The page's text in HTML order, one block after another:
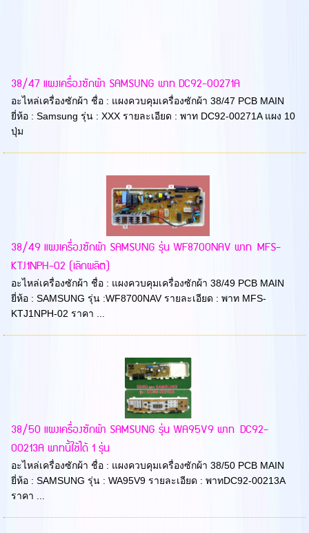
38/47 แผงเครื่องซักผ้า SAMSUNG พาท DC92-00271A
อะไหล่เครื่องซักผ้า ชื่อ : แผงควบคุมเครื่องซักผ้า 38/47 PCB MAIN
ยี่ห้อ : Samsung รุ่น : XXX รายละเอียด : พาท DC92-00271A แผง 10
ปุ่ม
38/49 แผงเครื่องซักผ้า SAMSUNG รุ่น WF8700NAV พาท MFS-
KTJ1NPH-02 (เลิกผลิต)
อะไหล่เครื่องซักผ้า ชื่อ : แผงควบคุมเครื่องซักผ้า 38/49 PCB MAIN
ยี่ห้อ : SAMSUNG รุ่น :WF8700NAV รายละเอียด : พาท MFS-
KTJ1NPH-02 ราคา ...
38/50 แผงเครื่องซักผ้า SAMSUNG รุ่น WA95V9 พาท DC92-
00213A พาทนี้ใช้ได้ 1 รุ่น
อะไหล่เครื่องซักผ้า ชื่อ : แผงควบคุมเครื่องซักผ้า 38/50 PCB MAIN
ยี่ห้อ : SAMSUNG รุ่น : WA95V9 รายละเอียด : พาทDC92-00213A
ราคา ...